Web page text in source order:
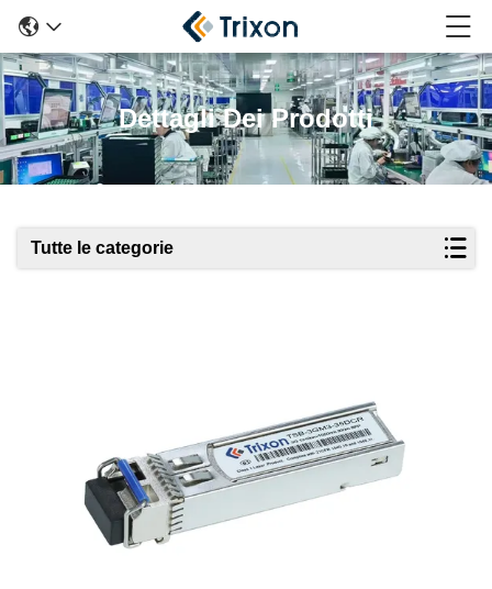
Dettagli Dei Prodotti
Tutte le categorie